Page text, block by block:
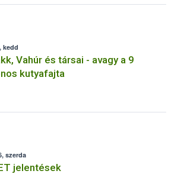
kedd
Vahúr és társai - avagy a 9
kutyafajta
szerda
jelentések